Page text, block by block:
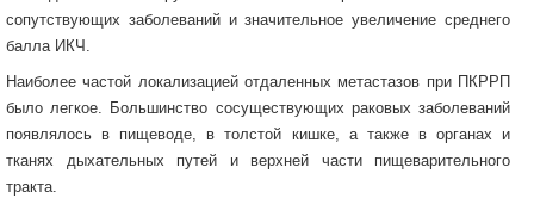
сопутствующих заболеваний и значительное увеличение среднего
балла ИКЧ.
Наиболее частой локализацией отдаленных метастазов при ПКРРП
было легкое. Большинство сосуществующих раковых заболеваний
появлялось в пищеводе, в толстой кишке, а также в органах и
тканях дыхательных путей и верхней части пищеварительного
тракта.